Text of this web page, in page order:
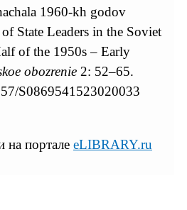
1960-kh godov
State Leaders in the Soviet
of the 1950s – Early
obozrenie 2: 52–65.
S0869541523020033
на портале eLIBRARY.ru